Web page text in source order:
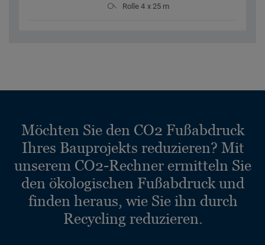
Rolle 4 x 25 m
Möchten Sie den CO2 Fußabdruck
Ihres Bauprojekts reduzieren? Mit
unserem CO2-Rechner ermitteln Sie
den ökologischen Fußabdruck und
finden heraus, wie Sie ihn durch
Recycling reduzieren.